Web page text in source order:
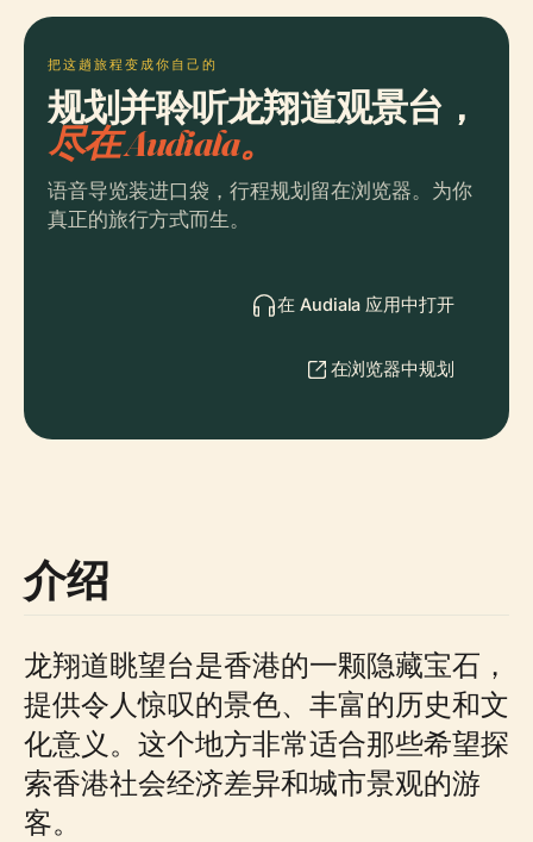
把这趟旅程变成你自己的
规划并聆听龙翔道观景台，
尽在 Audiala。
语音导览装进口袋，行程规划留在浏览器。为你
真正的旅行方式而生。
在 Audiala 应用中打开
在浏览器中规划
介绍
龙翔道眺望台是香港的一颗隐藏宝石，
提供令人惊叹的景色、丰富的历史和文
化意义。这个地方非常适合那些希望探
索香港社会经济差异和城市景观的游
客。